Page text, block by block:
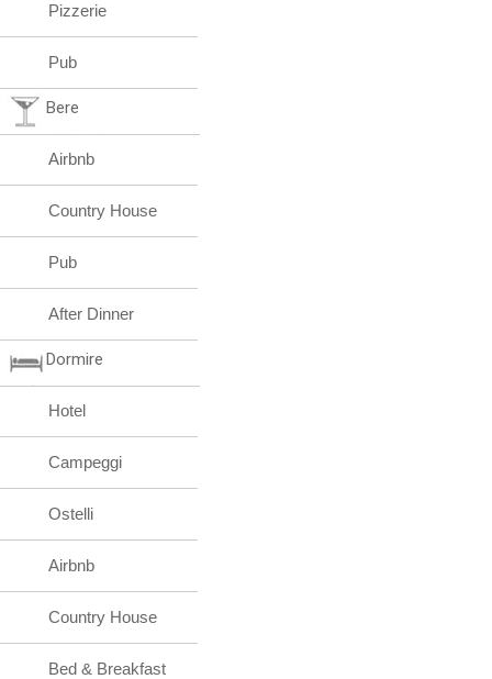
Pizzerie
Pub
Bere
Airbnb
Country House
Pub
After Dinner
Dormire
Hotel
Campeggi
Ostelli
Airbnb
Country House
Bed & Breakfast